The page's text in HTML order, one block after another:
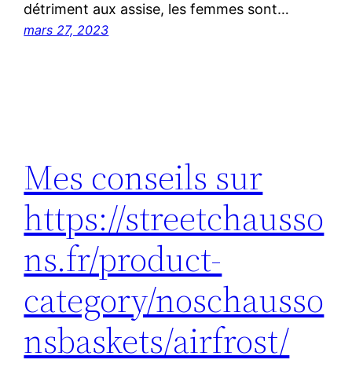
détriment aux assise, les femmes sont…
mars 27, 2023
Mes conseils sur
https://streetchausso
ns.fr/product-
category/noschausso
nsbaskets/airfrost/